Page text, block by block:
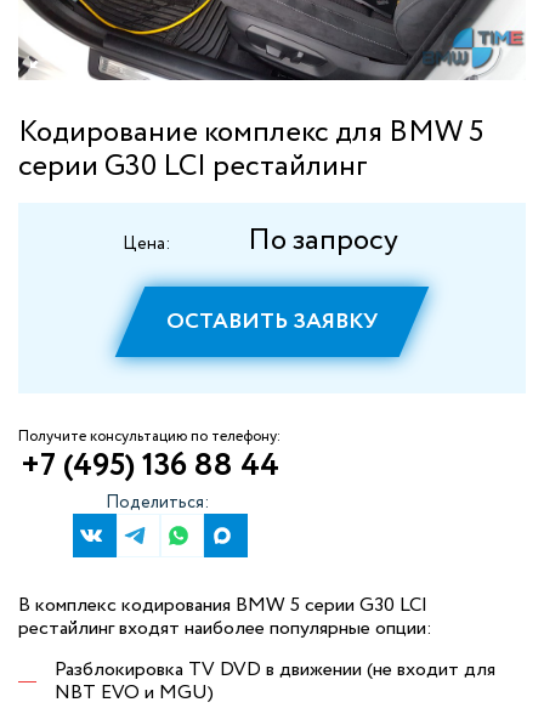
Кодирование комплекс для BMW 5
серии G30 LCI рестайлинг
Цена: По запросу
ОСТАВИТЬ ЗАЯВКУ
Получите консультацию по телефону:
+7 (495) 136 88 44
Поделиться:
В комплекс кодирования BMW 5 серии G30 LCI
рестайлинг входят наиболее популярные опции:
Разблокировка TV DVD в движении (не входит для
NBT EVO и MGU)